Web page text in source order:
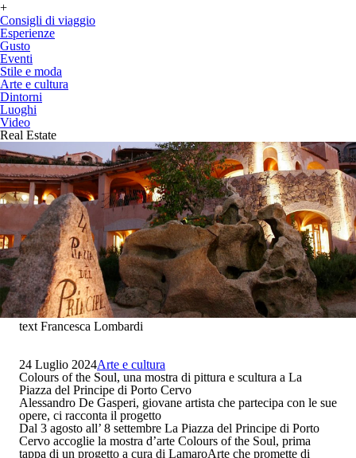
+
Consigli di viaggio
Esperienze
Gusto
Eventi
Stile e moda
Arte e cultura
Dintorni
Luoghi
Video
Real Estate
text Francesca Lombardi
24 Luglio 2024Arte e cultura
Colours of the Soul, una mostra di pittura e scultura a La
Piazza del Principe di Porto Cervo
Alessandro De Gasperi, giovane artista che partecipa con le sue
opere, ci racconta il progetto
Dal 3 agosto all’ 8 settembre La Piazza del Principe di Porto
Cervo accoglie la mostra d’arte Colours of the Soul, prima
tappa di un progetto a cura di LamaroArte che promette di